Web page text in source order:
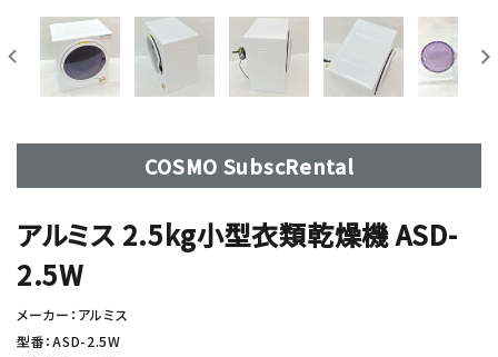
COSMO SubscRental
アルミス 2.5kg小型衣類乾燥機 ASD-
2.5W
メーカー：アルミス
型番：ASD-2.5W